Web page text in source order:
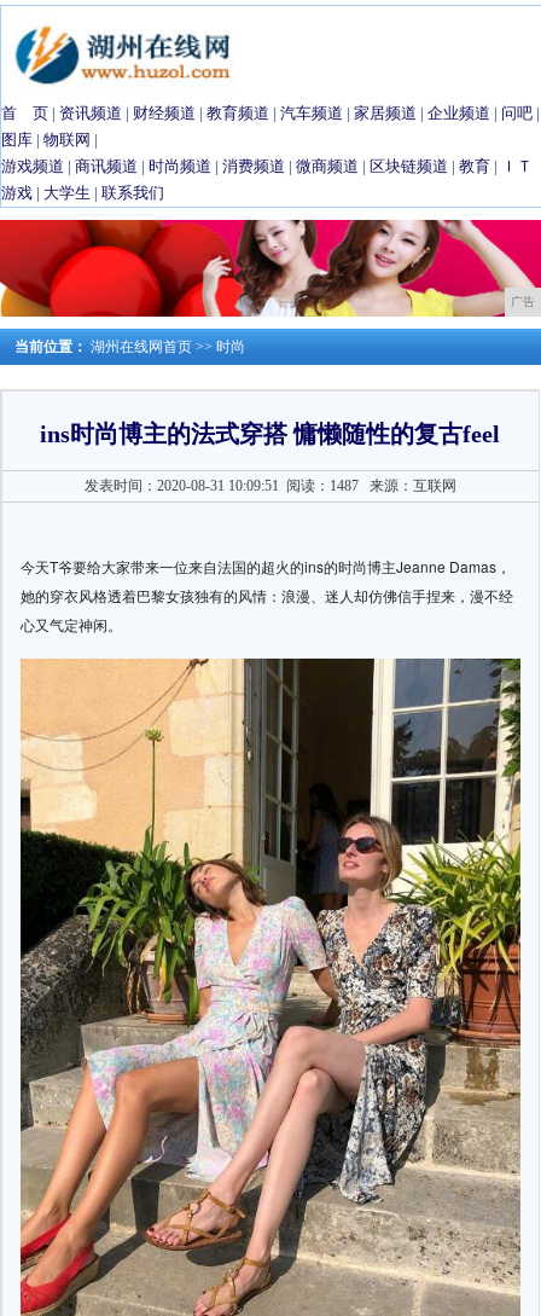
首 页 | 资讯频道 | 财经频道 | 教育频道 | 汽车频道 | 家居频道 | 企业频道 | 问吧 |
图库 | 物联网 |
游戏频道 | 商讯频道 | 时尚频道 | 消费频道 | 微商频道 | 区块链频道 | 教育 |
ＩＴ
游戏 | 大学生 | 联系我们
广告
当前位置： 湖州在线网首页 >> 时尚
ins时尚博主的法式穿搭 慵懒随性的复古feel
发表时间：2020-08-31 10:09:51 阅读：1487来源：互联网
今天T爷要给大家带来一位来自法国的超火的ins的时尚博主Jeanne Damas，
她的穿衣风格透着巴黎女孩独有的风情：浪漫、迷人却仿佛信手捏来，漫不经
心又气定神闲。